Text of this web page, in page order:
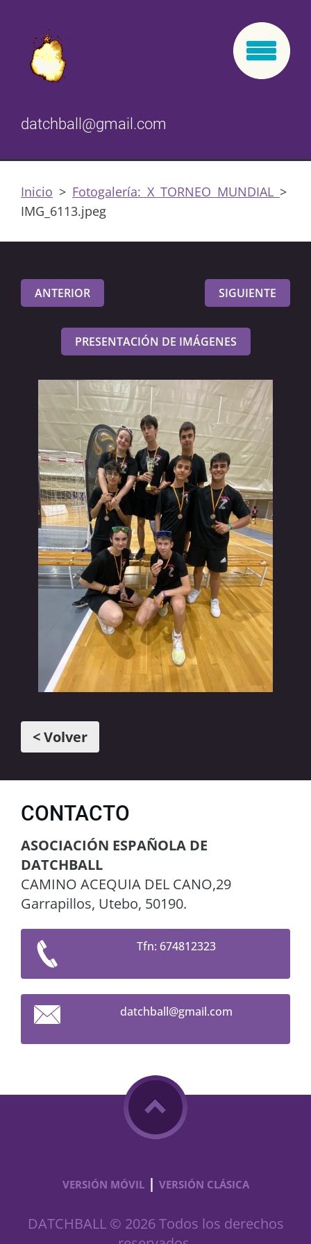
datchball@gmail.com
Inicio > Fotogalería: X TORNEO MUNDIAL >
IMG_6113.jpeg
ANTERIOR SIGUIENTE
PRESENTACIÓN DE IMÁGENES
< Volver
CONTACTO
ASOCIACIÓN ESPAÑOLA DE
DATCHBALL
CAMINO ACEQUIA DEL CANO,29
Garrapillos, Utebo, 50190.
Tfn: 674812323
datchball@gmail.com
VERSIÓN MÓVIL | VERSIÓN CLÁSICA
DATCHBALL © 2026 Todos los derechos